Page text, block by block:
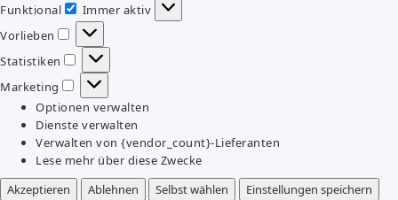
Funktional
Funktional
Immer aktiv
Vorlieben
Vorlieben
Statistiken
Statistiken
Marketing
Marketing
Optionen verwalten
Dienste verwalten
Verwalten von {vendor_count}-Lieferanten
Lese mehr über diese Zwecke
Akzeptieren
Ablehnen Selbst wählen
Einstellungen speichern